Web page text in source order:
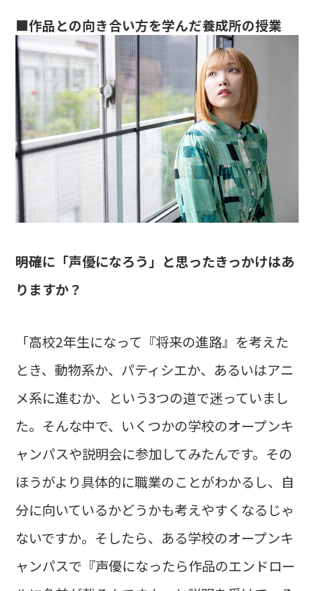
■作品との向き合い方を学んだ養成所の授業
――明確に「声優になろう」と思ったきっかけはあ
りますか？
「高校2年生になって『将来の進路』を考えた
とき、動物系か、パティシエか、あるいはアニ
メ系に進むか、という3つの道で迷っていまし
た。そんな中で、いくつかの学校のオープンキ
ャンパスや説明会に参加してみたんです。その
ほうがより具体的に職業のことがわかるし、自
分に向いているかどうかも考えやすくなるじゃ
ないですか。そしたら、ある学校のオープンキ
ャンパスで『声優になったら作品のエンドロー